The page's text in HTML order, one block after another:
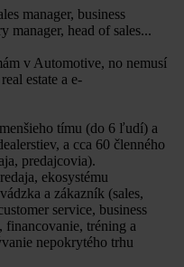
manager, business
manager, head of sales...
v Automotive, no nemusí
estate a e-
tímu (do 6 ľudí) a
a cca 60 členného
predajcovia).
ekosystému
a zákazník (sales,
service, business
financovanie, tréning a
nepokrytého trhu